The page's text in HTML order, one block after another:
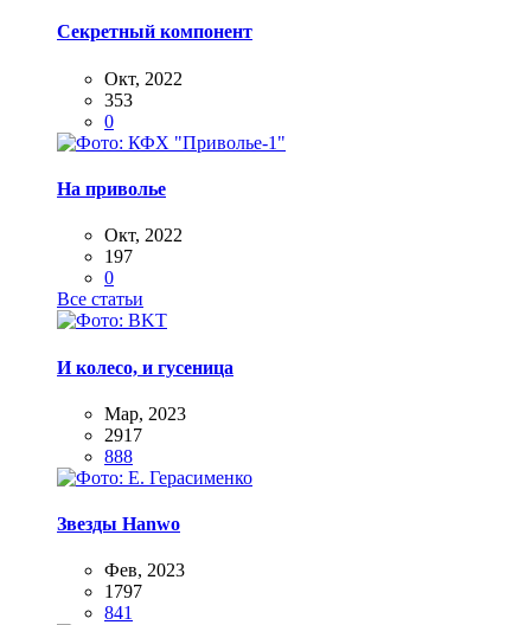
Секретный компонент
Окт, 2022
353
0
На приволье
Окт, 2022
197
0
Все статьи
И колесо, и гусеница
Мар, 2023
2917
888
Звезды Hanwo
Фев, 2023
1797
841